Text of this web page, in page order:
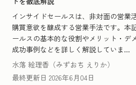
インサイドセールスは、非対面の営業
購買意欲を醸成する営業手法です。本
ールスの基本的な役割やメリット・デ
成功事例などを詳しく解説していま...
水落 絵理香（みずおち えりか）
最終更新日 2026年6月04日